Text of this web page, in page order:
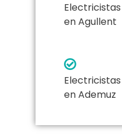
Electricistas
en Agullent
Electricistas
en Ademuz